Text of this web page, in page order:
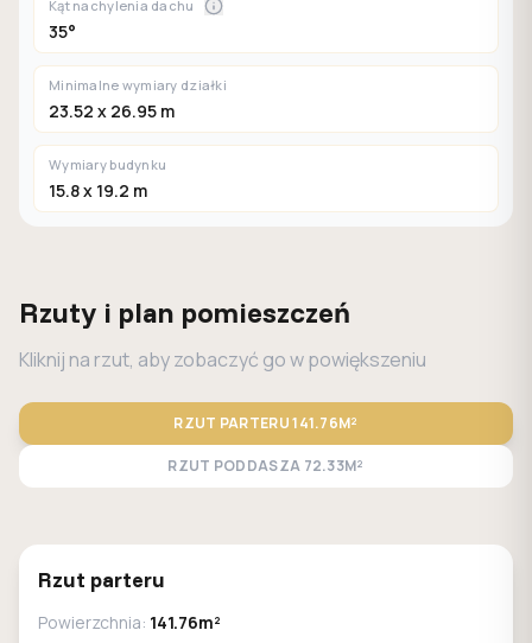
Kąt nachylenia dachu
35°
Minimalne wymiary działki
23.52 x 26.95 m
Wymiary budynku
15.8 x 19.2 m
Rzuty i plan pomieszczeń
Kliknij na rzut, aby zobaczyć go w powiększeniu
RZUT PARTERU141.76M²
RZUT PODDASZA 72.33M²
Rzut parteru
Powierzchnia: 141.76m²